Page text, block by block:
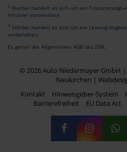
2 Hierbei handelt es sich um ein
Irrtümer vorbehalten.
3 Hierbei handelt es sich um ein Leasing-
vorbehalten.
Es gelten die Allgemeinen AGB des ZDK.
© 2026 Auto Niedermayer GmbH |
Neukirchen |
Kontakt
Hinweisgeber-System
Barrierefreiheit
EU Data Act